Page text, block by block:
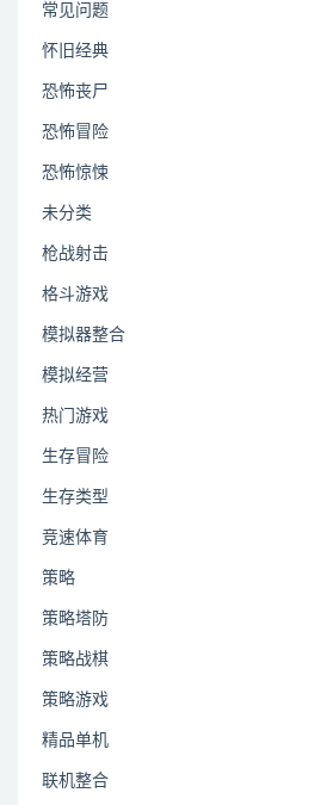
常见问题
怀旧经典
恐怖丧尸
恐怖冒险
恐怖惊悚
未分类
枪战射击
格斗游戏
模拟器整合
模拟经营
热门游戏
生存冒险
生存类型
竞速体育
策略
策略塔防
策略战棋
策略游戏
精品单机
联机整合